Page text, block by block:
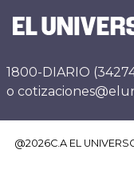
1800-DIARIO
o
@2026C.A EL